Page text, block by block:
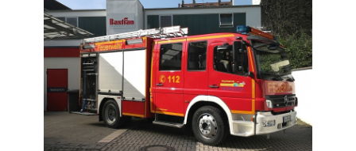
Ansprechpartner
News
Katalog